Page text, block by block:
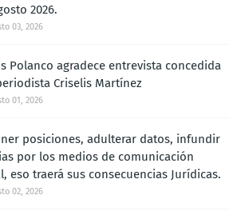
2026.
03, 2026
Polanco agradece entrevista concedida
Criselis Martínez
01, 2026
posiciones, adulterar datos, infundir
por los medios de comunicación
eso traerá sus consecuencias Jurídicas.
02, 2026